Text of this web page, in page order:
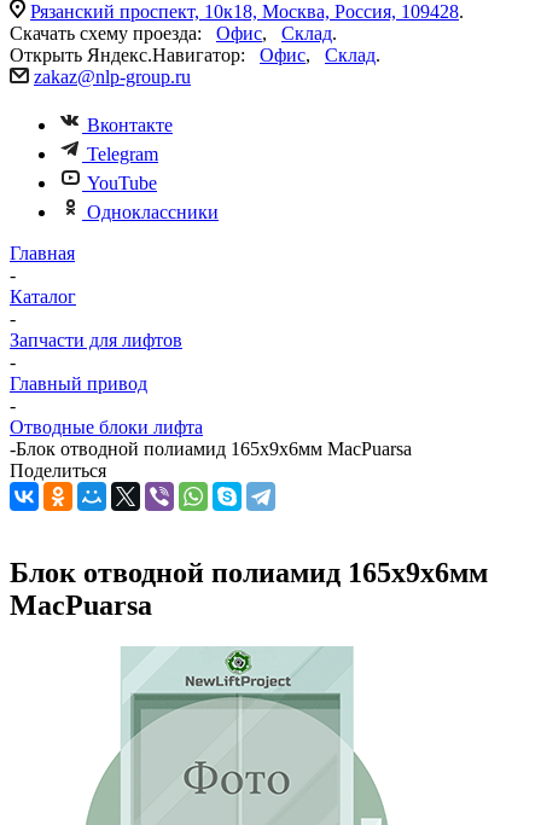
Рязанский проспект, 10к18, Москва, Россия, 109428.
Скачать схему проезда: Офис, Склад.
Открыть Яндекс.Навигатор: Офис, Склад.
zakaz@nlp-group.ru
Вконтакте
Telegram
YouTube
Одноклассники
Главная
-
Каталог
-
Запчасти для лифтов
-
Главный привод
-
Отводные блоки лифта
-Блок отводной полиамид 165х9х6мм MacPuarsa
Поделиться
Блок отводной полиамид 165х9х6мм
MacPuarsa